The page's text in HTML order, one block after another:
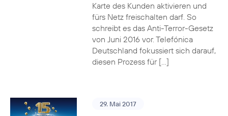
Karte des Kunden aktivieren und
fürs Netz freischalten darf. So
schreibt es das Anti-Terror-Gesetz
von Juni 2016 vor. Telefónica
Deutschland fokussiert sich darauf,
diesen Prozess für […]
29. Mai 2017